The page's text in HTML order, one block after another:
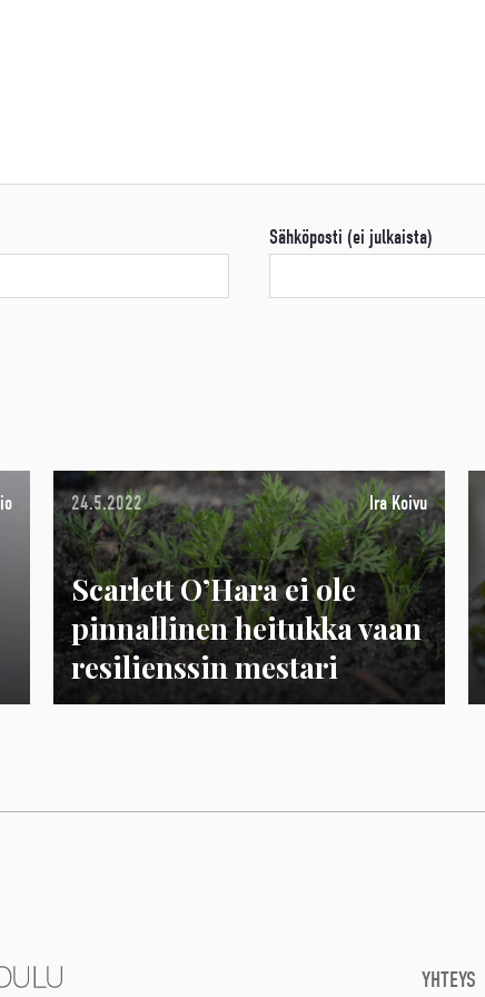
Sähköposti (ei julkaista)
24.5.2022 Ira Koivu
Scarlett O’Hara ei ole
pinnallinen heitukka vaan
resilienssin mestari
YHTEYS